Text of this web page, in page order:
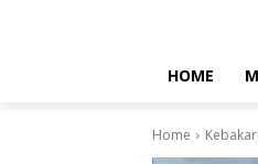
HOME
Home